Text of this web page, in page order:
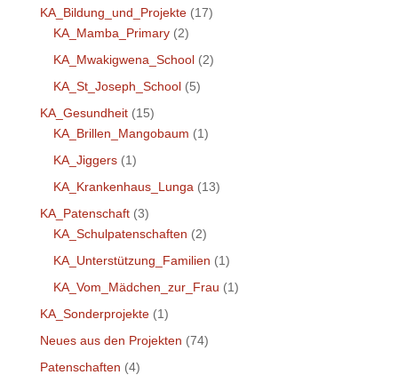
KA_Bildung_und_Projekte(17)
KA_Mamba_Primary(2)
KA_Mwakigwena_School(2)
KA_St_Joseph_School(5)
KA_Gesundheit(15)
KA_Brillen_Mangobaum (1)
KA_Jiggers(1)
KA_Krankenhaus_Lunga (13)
KA_Patenschaft(3)
KA_Schulpatenschaften (2)
KA_Unterstützung_Familien (1)
KA_Vom_Mädchen_zur_Frau (1)
KA_Sonderprojekte(1)
Neues aus den Projekten (74)
Patenschaften (4)